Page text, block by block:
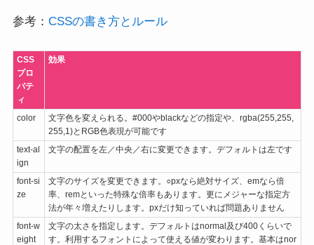
参考： CSSの書き方とルール
CSS
プロ
パテ
ィ
効果
color
文字色を変えられる。#000やblackなどの指定や、rgba(255,255,
255,1)とRGB色表現が可能です
text-al
ign
文字の配置を左／中央／右に変更できます。デフォルトは左です
font-si
ze
文字のサイズを変更できます。○pxなら絶対サイズ、emなら倍
率、remといった特殊な倍率もあります。更にメジャーな指定方
法が年々増えたりします。pxだけ知っていれば問題ありません
font-w
eight
文字の太さを指定します。デフォルトはnormal及び400くらいで
す。利用するフォントによって使える値が変わります。基本はnor